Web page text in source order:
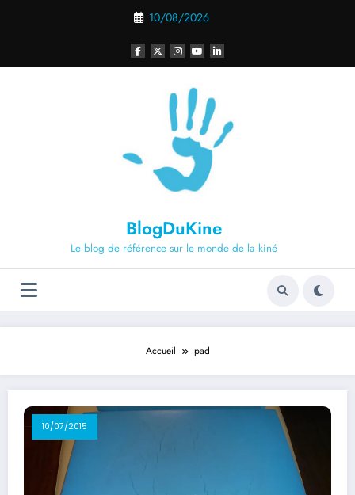
10/08/2026
BlogDuKine
Le blog de référence sur le monde de la kiné
Accueil pad
10/07/2015